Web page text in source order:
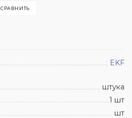
СРАВНИТЬ
EKF
штука
1 шт
шт